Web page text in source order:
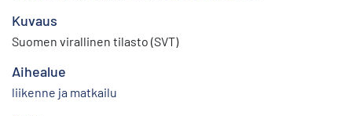
Kuvaus
Suomen virallinen tilasto (SVT)
Aihealue
liikenne ja matkailu